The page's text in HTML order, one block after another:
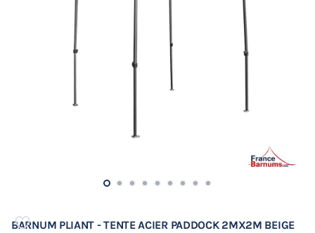
BARNUM PLIANT - TENTE ACIER PADDOCK 2MX2M BEIGE